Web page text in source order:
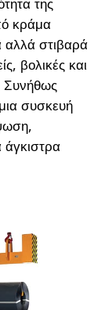
κράμα
αλλά στιβαρά
βολικές και
Συνήθως
συσκευή
άγκιστρα